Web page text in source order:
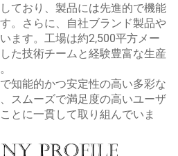
ており、製品には先進的で機能
。さらに、自社ブランド製品や
ます。工場は約2,500平方メー
た技術チームと経験豊富な生産
知能的かつ安定性の高い多彩な
スムーズで満足度の高いユーザ
とに一貫して取り組んでいま